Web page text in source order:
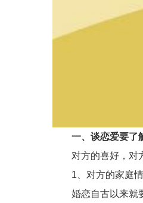
一、谈恋爱要了
对方的喜好，对方
1、对方的家庭
婚恋自古以来就要